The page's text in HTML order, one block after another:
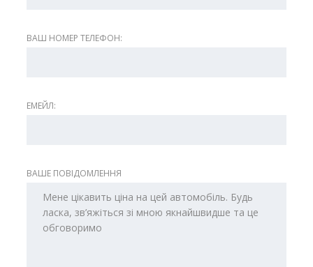
ВАШ НОМЕР ТЕЛЕФОН:
ЕМЕЙЛ:
ВАШЕ ПОВІДОМЛЕННЯ